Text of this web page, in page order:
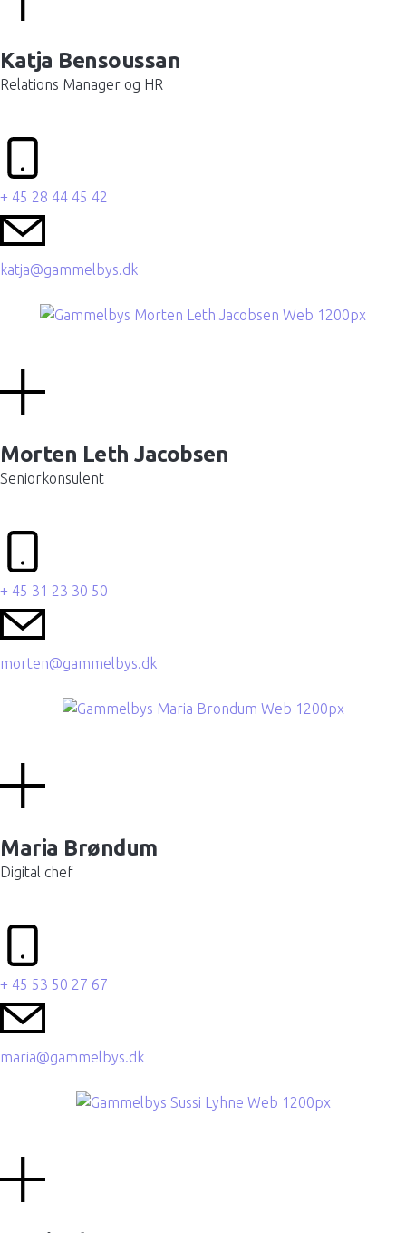
Katja Bensoussan
Relations Manager og HR
+ 45 28 44 45 42
katja@gammelbys.dk
Morten Leth Jacobsen
Seniorkonsulent
+ 45 31 23 30 50
morten@gammelbys.dk
Maria Brøndum
Digital chef
+ 45 53 50 27 67
maria@gammelbys.dk